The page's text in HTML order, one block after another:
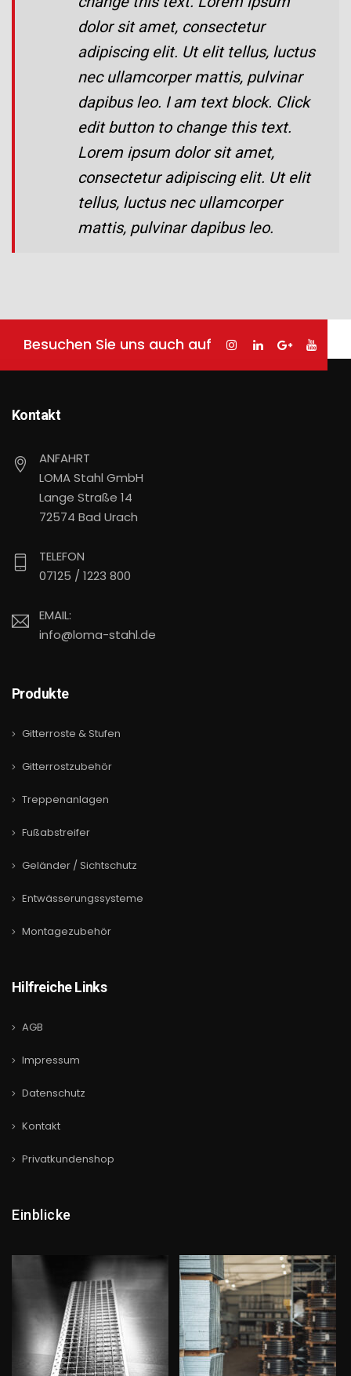
dolor sit amet, consectetur
adipiscing elit. Ut elit tellus, luctus
nec ullamcorper mattis, pulvinar
dapibus leo. I am text block. Click
edit button to change this text.
Lorem ipsum dolor sit amet,
consectetur adipiscing elit. Ut elit
tellus, luctus nec ullamcorper
mattis, pulvinar dapibus leo.
Besuchen Sie uns auch auf
Kontakt
ANFAHRT
LOMA Stahl GmbH
Lange Straße 14
72574 Bad Urach
TELEFON
07125 / 1223 800
EMAIL:
info@loma-stahl.de
Produkte
Gitterroste & Stufen
Gitterrostzubehör
Treppenanlagen
Fußabstreifer
Geländer / Sichtschutz
Entwässerungssysteme
Montagezubehör
Hilfreiche Links
AGB
Impressum
Datenschutz
Kontakt
Privatkundenshop
Einblicke